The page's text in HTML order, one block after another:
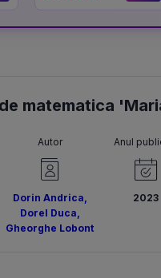
matematica
Autor
Dorin Andrica,
Dorel Duca,
Gheorghe Lobont
Anul
2023